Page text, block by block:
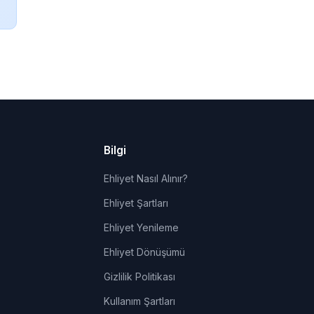
Bilgi
Ehliyet Nasıl Alınır?
Ehliyet Şartları
Ehliyet Yenileme
Ehliyet Dönüşümü
Gizlilik Politikası
Kullanım Şartları